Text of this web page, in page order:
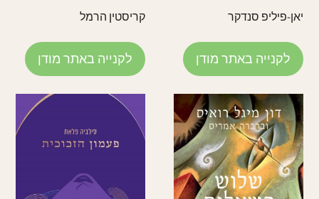
יאן-פיליפ סנדקר
לקנייה באתר מודן
קריסטין הרמל
לקנייה באתר מודן